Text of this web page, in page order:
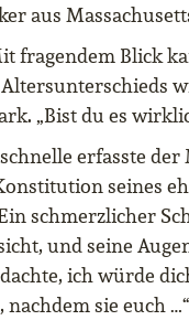
aus
fragendem Blick
Altersunterschieds
„Bist du es
erfasste der
seines
schmerzlicher
und seine
ich würde
sie euch …“